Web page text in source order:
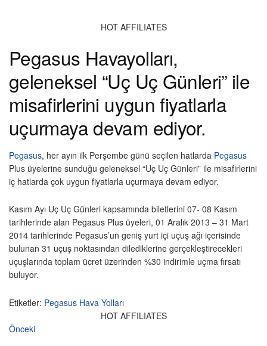
HOT AFFILIATES
Pegasus Havayolları,
geleneksel “Uç Uç Günleri” ile
misafirlerini uygun fiyatlarla
uçurmaya devam ediyor.
Pegasus, her ayın ilk Perşembe günü seçilen hatlarda Pegasus
Plus üyelerine sunduğu geleneksel “Uç Uç Günleri” ile misafirlerini
iç hatlarda çok uygun fiyatlarla uçurmaya devam ediyor.
Kasım Ayı Uç Uç Günleri kapsamında biletlerini 07- 08 Kasım
tarihlerinde alan Pegasus Plus üyeleri, 01 Aralık 2013 – 31 Mart
2014 tarihlerinde Pegasus’un geniş yurt içi uçuş ağı içerisinde
bulunan 31 uçuş noktasından dilediklerine gerçekleştirecekleri
uçuşlarında toplam ücret üzerinden %30 indirimle uçma fırsatı
buluyor.
Etiketler: Pegasus Hava Yolları
HOT AFFILIATES
Önceki